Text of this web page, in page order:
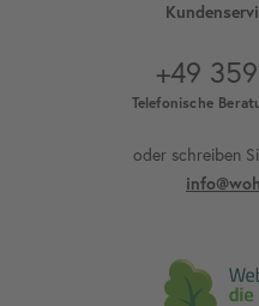
+49
Telefonische
oder schreiben